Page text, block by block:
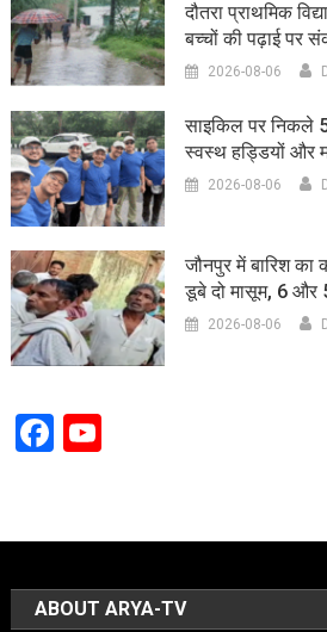
दौतरा प्राथमिक
बच्चों की पढ़ाई पर
2026-08-06
साइकिल पर निकले
स्वस्थ हड्डियों और
2026-08-06
जौनपुर में बारिश
डूबे दो मासूम, 6 और
2026-08-06
Facebook
YouTube
ABOUT ARYA-TV